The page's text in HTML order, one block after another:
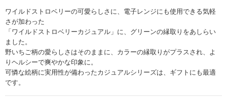
ワイルドストロベリーの可愛らしさに、電子レンジにも使用できる気軽
さが加わった
「ワイルドストロベリーカジュアル」に、グリーンの縁取りをあしらい
ました。
野いちご柄の愛らしさはそのままに、カラーの縁取りがプラスされ、よ
りヘルシーで爽やかな印象に。
可憐な絵柄に実用性が備わったカジュアルシリーズは、ギフトにも最適
です。